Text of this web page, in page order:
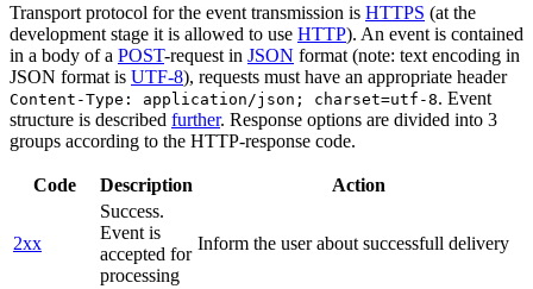
Transport protocol for the event transmission is HTTPS (at the
development stage it is allowed to use HTTP). An event is contained
in a body of a POST-request in JSON format (note: text encoding in
JSON format is UTF-8), requests must have an appropriate header
Content-Type: application/json; charset=utf-8. Event
structure is described further. Response options are divided into 3
groups according to the HTTP-response code.
Code Description Action
2xx
Success.
Event is
accepted for
processing
Inform the user about successfull delivery